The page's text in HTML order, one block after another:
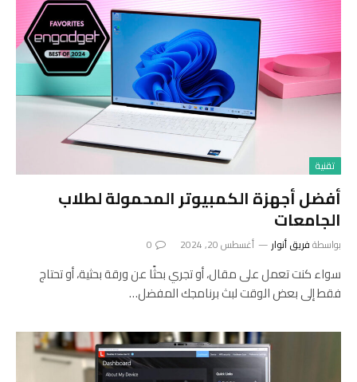
تقنية
أفضل أجهزة الكمبيوتر المحمولة لطلاب
الجامعات
بواسطةفريق أنوار أغسطس 20, 2024 0
سواء كنت تعمل على مقال، أو تجري بحثًا عن ورقة بحثية، أو تحتاج
فقط إلى بعض الوقت لبث برنامجك المفضل…